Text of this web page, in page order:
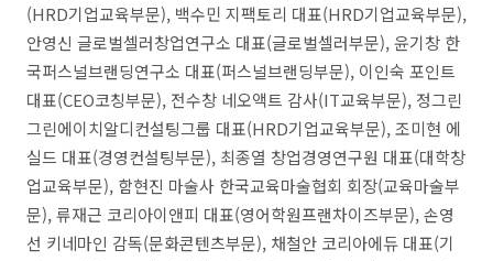
(HRD기업교육부문), 백수민 지팩토리 대표(HRD기업교육부문),
안영신 글로벌셀러창업연구소 대표(글로벌셀러부문), 윤기창 한
국퍼스널브랜딩연구소 대표(퍼스널브랜딩부문), 이인숙 포인트
대표(CEO코칭부문), 전수창 네오액트 감사(IT교육부문), 정그린
그린에이치알디컨설팅그룹 대표(HRD기업교육부문), 조미현 에
실드 대표(경영컨설팅부문), 최종열 창업경영연구원 대표(대학창
업교육부문), 함현진 마술사 한국교육마술협회 회장(교육마술부
문), 류재근 코리아이앤피 대표(영어학원프랜차이즈부문), 손영
선 키네마인 감독(문화콘텐츠부문), 채철안 코리아에듀 대표(기